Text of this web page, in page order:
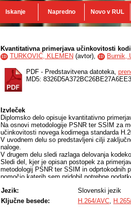
Iskanje Napredno Novo v RUL
Kvantitativna primerjava učinkovitosti
ID TURKOVIĆ, KLEMEN (avtor), ID Burnik,
PDF - Predstavitvena datoteka,
MD5:
Izvleček
Diplomsko delo opisuje kvantitativno
Na osnovi metodologije PSNR ter SSIM za
učinkovitosti novega kodirnega standarda
V uvodnem delu so predstavljeni cilji
naloge.
V drugem delu sledi razlaga delovanja
Sledi del, kjer je opisan postopek za
metodologij PSNR ter SSIM in odprtokodnih
pomočjo katerih sem pridobil potrebne
dvanajstih značilnih video posnetkov.
Jezik:
Slovenski jezik
Ključne besede:
H.264/AVC,